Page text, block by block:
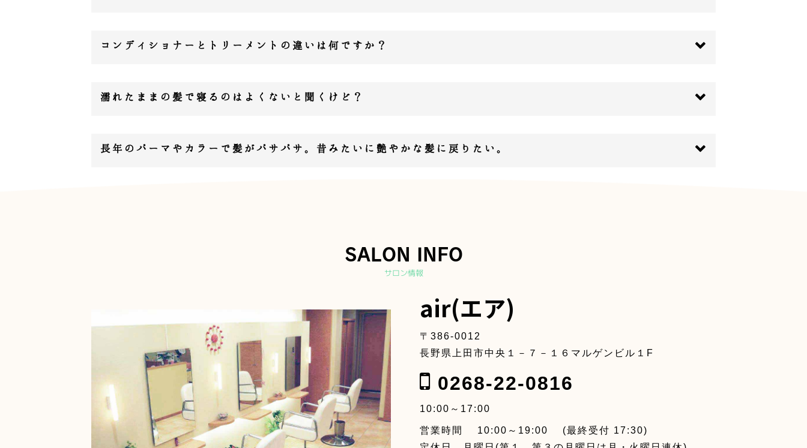
コンディショナーとトリーメントの違いは何ですか？
濡れたままの髪で寝るのはよくないと聞くけど？
長年のパーマやカラーで髪がパサパサ。昔みたいに艶やかな髪に戻りたい。
SALON INFO
サロン情報
air(エア)
〒386-0012
長野県上田市中央１－７－１６マルゲンビル１F
0268-22-0816
10:00～17:00
営業時間 10:00～19:00 (最終受付 17:30)